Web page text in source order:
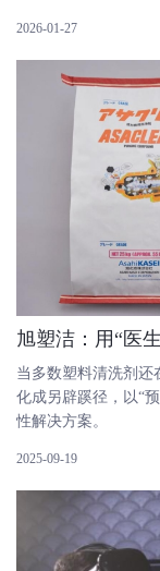
2026-01-27
旭塑洁：用“医
当多数塑料清洗剂还
化成另辟蹊径，以“
性解决方案。
2025-09-19